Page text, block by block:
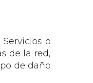
o
de la red,
de daño